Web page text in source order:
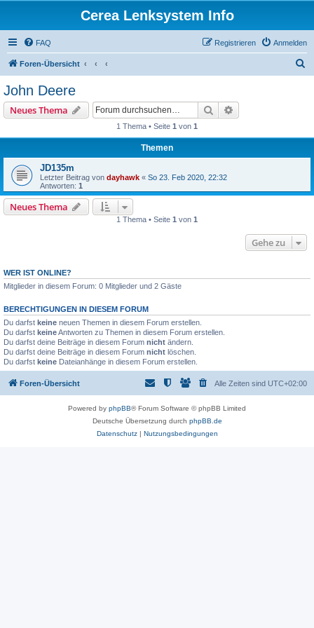
Cerea Lenksystem Info
FAQ Anmelden
Registrieren
Foren-Übersicht
John Deere
Neues Thema Suche
1 Thema • Seite 1 von 1
Themen
JD135m
Letzter Beitrag von dayhawk « So 23. Feb 2020, 22:32
Antworten: 1
Neues Thema
1 Thema • Seite 1 von 1
Gehe zu
WER IST ONLINE?
Mitglieder in diesem Forum: 0 Mitglieder und 2 Gäste
BERECHTIGUNGEN IN DIESEM FORUM
Du darfst keine neuen Themen in diesem Forum erstellen.
Du darfst keineAntworten zu Themen in diesem Forum erstellen.
Du darfst deine Beiträge in diesem Forum nicht ändern.
Du darfst deine Beiträge in diesem Forum nicht löschen.
Du darfst keine Dateianhänge in diesem Forum erstellen.
Foren-Übersicht Alle Zeiten sind UTC+02:00
Powered by phpBB® Forum Software © phpBB Limited
Deutsche Übersetzung durch phpBB.de
Datenschutz| Nutzungsbedingungen